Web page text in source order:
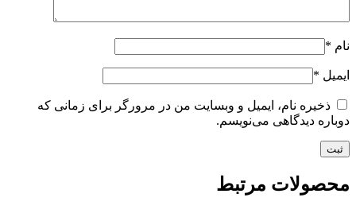
نام *
ایمیل *
ذخیره نام، ایمیل و وبسایت من در مرورگر برای زمانی که
دوباره دیدگاهی می‌نویسم.
محصولات مرتبط